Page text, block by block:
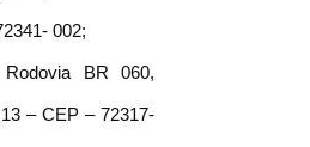
002;
Rodovia BR 060,
– CEP – 72317-